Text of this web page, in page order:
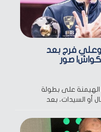
وعلي فرج بعد
صور
على بطولة
أو السيدات، بعد